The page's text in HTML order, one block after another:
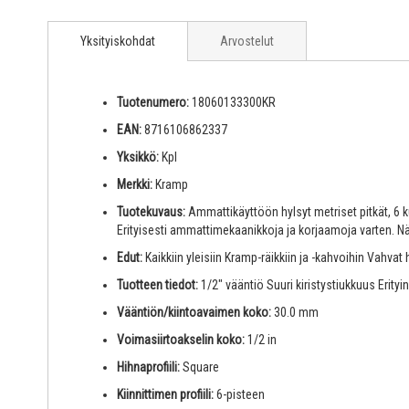
Yksityiskohdat
Tuotenumero:18060133300KR
EAN:8716106862337
Yksikkö: Kpl
Merkki: Kramp
Tuotekuvaus: Ammattikäyttöön hylsyt metriset pitkät, 6
Erityisesti ammattimekaanikkoja ja korjaamoja varten.
Edut: Kaikkiin yleisiin Kramp-räikkiin ja -kahvoihin
Tuotteen tiedot:1/2" vääntiö Suuri kiristystiukkuus
Vääntiön/kiintoavaimen koko:30.0 mm
Voimasiirtoakselin koko:1/2 in
Hihnaprofiili:Square
Kiinnittimen profiili:6-pisteen
Arvostelut